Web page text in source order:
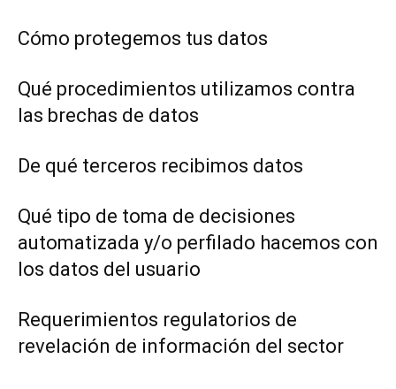
Cómo protegemos tus datos
Qué procedimientos utilizamos contra
las brechas de datos
De qué terceros recibimos datos
Qué tipo de toma de decisiones
automatizada y/o perfilado hacemos con
los datos del usuario
Requerimientos regulatorios de
revelación de información del sector